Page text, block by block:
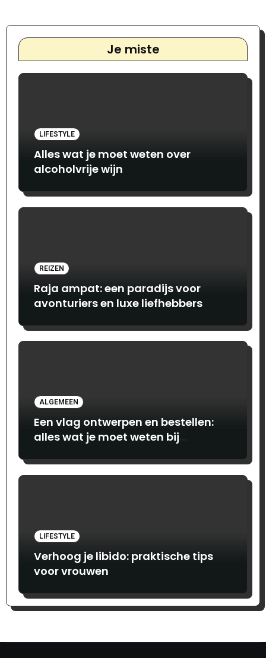
Je miste
LIFESTYLE
Alles wat je moet weten over
alcoholvrije wijn
REIZEN
Raja ampat: een paradijs voor
avonturiers en luxe liefhebbers
ALGEMEEN
Een vlag ontwerpen en bestellen:
alles wat je moet weten bij
LIFESTYLE
Verhoog je libido: praktische tips
voor vrouwen